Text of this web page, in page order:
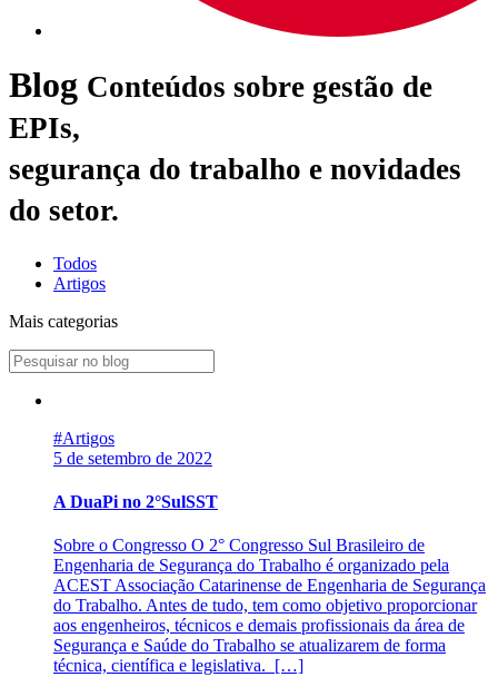
Blog Conteúdos sobre gestão de
EPIs,
segurança do trabalho e novidades
do setor.
Todos
Artigos
Mais categorias
#Artigos
5 de setembro de 2022
A DuaPi no 2°SulSST
Sobre o Congresso O 2° Congresso Sul Brasileiro de
Engenharia de Segurança do Trabalho é organizado pela
ACEST Associação Catarinense de Engenharia de Segurança
do Trabalho. Antes de tudo, tem como objetivo proporcionar
aos engenheiros, técnicos e demais profissionais da área de
Segurança e Saúde do Trabalho se atualizarem de forma
técnica, científica e legislativa. […]